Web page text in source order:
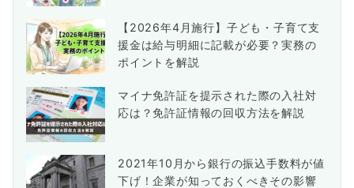
【2026年4月施行】子ども・子育て支
援金は給与明細に記載が必要？実務の
ポイントを解説
マイナ免許証を提示された際の入社対
応は？免許証情報の回収方法を解説
2021年10月から銀行の振込手数料が値
下げ！企業が知っておくべきその影響